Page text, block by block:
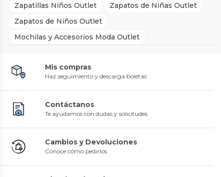
Zapatillas Niños Outlet
Zapatos de Niñas Outlet
Zapatos de Niños Outlet
Mochilas y Accesorios Moda Outlet
Mis compras
Haz seguimiento y descarga boletas
Contáctanos
Te ayudamos con dudas y solicitudes
Cambios y Devoluciones
Conoce cómo pedirlos